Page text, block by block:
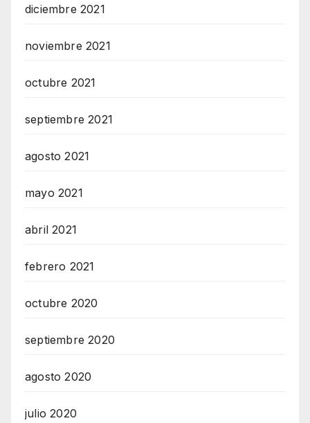
diciembre 2021
noviembre 2021
octubre 2021
septiembre 2021
agosto 2021
mayo 2021
abril 2021
febrero 2021
octubre 2020
septiembre 2020
agosto 2020
julio 2020